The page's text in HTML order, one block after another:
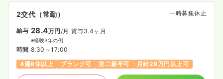
2交代（常勤） 一時募集休止
給与 28.4万円/月 賞与3.4ヶ月
※経験3年の例
時間 8:30～17:00
4週8休以上
ブランク可 第二新卒可 月給29万円以上可